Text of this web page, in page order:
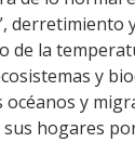
derretimiento
de la
y
océanos y
hogares